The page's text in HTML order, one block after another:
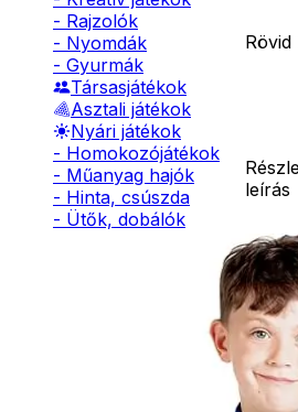
- Rajzolók
- Nyomdák
- Gyurmák
Társasjátékok
Asztali játékok
Nyári játékok
- Homokozójátékok
- Műanyag hajók
- Hinta, csúszda
- Ütők, dobálók
- Egyéb nyári játékok
Rövid
leírás